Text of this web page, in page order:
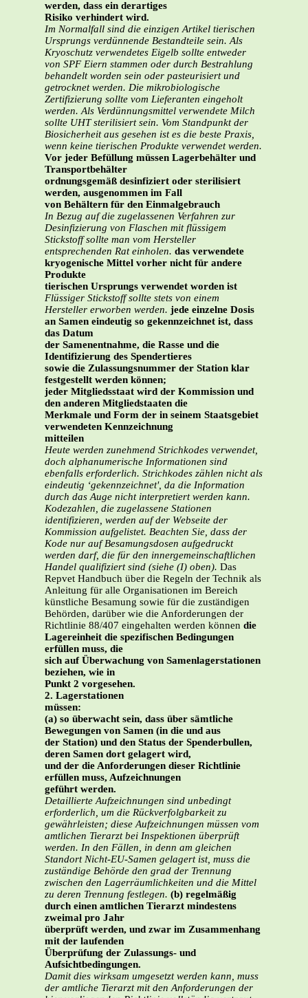
werden, dass ein derartiges
Risiko verhindert wird.
Im Normalfall sind die einzigen Artikel tierischen
Ursprungs verdünnende Bestandteile sein. Als
Kryoschutz verwendetes Eigelb sollte entweder
von SPF Eiern stammen oder durch Bestrahlung
behandelt worden sein oder pasteurisiert und
getrocknet werden. Die mikrobiologische
Zertifizierung sollte vom Lieferanten eingeholt
werden. Als Verdünnungsmittel verwendete Milch
sollte UHT sterilisiert sein. Vom Standpunkt der
Biosicherheit aus gesehen ist es die beste Praxis,
wenn keine tierischen Produkte verwendet werden.
Vor jeder Befüllung müssen Lagerbehälter und
Transportbehälter
ordnungsgemäß desinfiziert oder sterilisiert
werden, ausgenommen im Fall
von Behältern für den Einmalgebrauch
In Bezug auf die zugelassenen Verfahren zur
Desinfizierung von Flaschen mit flüssigem
Stickstoff sollte man vom Hersteller
entsprechenden Rat einholen. das verwendete
kryogenische Mittel vorher nicht für andere
Produkte
tierischen Ursprungs verwendet worden ist
Flüssiger Stickstoff sollte stets von einem
Hersteller erworben werden. jede einzelne Dosis
an Samen eindeutig so gekennzeichnet ist, dass
das Datum
der Samenentnahme, die Rasse und die
Identifizierung des Spendertieres
sowie die Zulassungsnummer der Station klar
festgestellt werden können;
jeder Mitgliedsstaat wird der Kommission und
den anderen Mitgliedstaaten die
Merkmale und Form der in seinem Staatsgebiet
verwendeten Kennzeichnung
mitteilen
Heute werden zunehmend Strichkodes verwendet,
doch alphanumerische Informationen sind
ebenfalls erforderlich. Strichkodes zählen nicht als
eindeutig ‘gekennzeichnet', da die Information
durch das Auge nicht interpretiert werden kann.
Kodezahlen, die zugelassene Stationen
identifizieren, werden auf der Webseite der
Kommission aufgelistet. Beachten Sie, dass der
Kode nur auf Besamungsdosen aufgedruckt
werden darf, die für den innergemeinschaftlichen
Handel qualifiziert sind (siehe (I) oben). Das
Repvet Handbuch über die Regeln der Technik als
Anleitung für alle Organisationen im Bereich
künstliche Besamung sowie für die zuständigen
Behörden, darüber wie die Anforderungen der
Richtlinie 88/407 eingehalten werden können die
Lagereinheit die spezifischen Bedingungen
erfüllen muss, die
sich auf Überwachung von Samenlagerstationen
beziehen, wie in
Punkt 2 vorgesehen.
2. Lagerstationen
müssen:
(a) so überwacht sein, dass über sämtliche
Bewegungen von Samen (in die und aus
der Station) und den Status der Spenderbullen,
deren Samen dort gelagert wird,
und der die Anforderungen dieser Richtlinie
erfüllen muss, Aufzeichnungen
geführt werden.
Detaillierte Aufzeichnungen sind unbedingt
erforderlich, um die Rückverfolgbarkeit zu
gewährleisten; diese Aufzeichnungen müssen vom
amtlichen Tierarzt bei Inspektionen überprüft
werden. In den Fällen, in denn am gleichen
Standort Nicht-EU-Samen gelagert ist, muss die
zuständige Behörde den grad der Trennung
zwischen den Lagerräumlichkeiten und die Mittel
zu deren Trennung festlegen. (b) regelmäßig
durch einen amtlichen Tierarzt mindestens
zweimal pro Jahr
überprüft werden, und zwar im Zusammenhang
mit der laufenden
Überprüfung der Zulassungs- und
Aufsichtbedingungen.
Damit dies wirksam umgesetzt werden kann, muss
der amtliche Tierarzt mit den Anforderungen der